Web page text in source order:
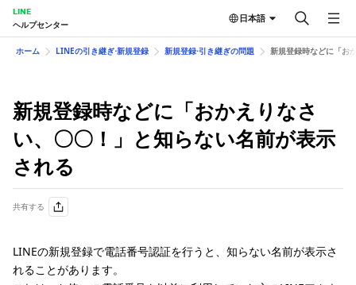
LINE
ヘルプセンター
日本語
ホーム LINEの引き継ぎ⋅新規登録 新規登録⋅引き継ぎの問題 新規登録時などに「お
新規登録時などに「おかえりなさ
い、〇〇！」と知らない名前が表示
される
共有する
LINEの新規登録で電話番号認証を行うと、知らない名前が表示さ
れることがあります。